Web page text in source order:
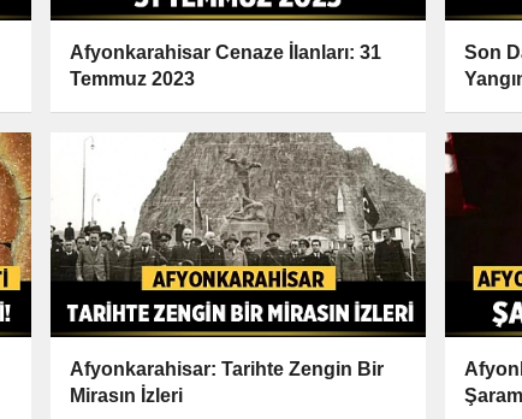
Afyonkarahisar Cenaze İlanları: 31
Temmuz 2023
Son
Afyonkarahisar: Tarihte Zengin Bir
Mirasın İzleri